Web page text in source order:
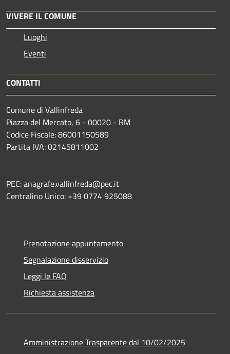
VIVERE IL COMUNE
Luoghi
Eventi
CONTATTI
Comune di Vallinfreda
Piazza del Mercato, 6 - 00020 - RM
Codice Fiscale: 86001150589
Partita IVA: 02145811002
PEC: anagrafe.vallinfreda@pec.it
Centralino Unico: +39 0774 925088
Prenotazione appuntamento
Segnalazione disservizio
Leggi le FAQ
Richiesta assistenza
Amministrazione Trasparente dal 10/02/2025